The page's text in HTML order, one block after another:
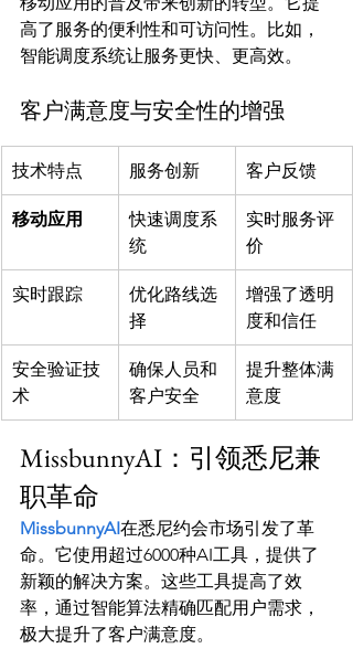
高了服务的便利性和可访问性。比如，
客户满意度与安全性的增强
技术特点 服务创新 客户反馈
移动应用
快速调度系
统
实时服务评
价
实时跟踪
优化路线选
择
增强了透明
度和信任
安全验证技
术
确保人员和
客户安全
提升整体满
意度
MissbunnyAI：引领悉尼兼
职革命
MissbunnyAI在悉尼约会市场引发了革
命。它使用超过6000种AI工具，提供了
新颖的解决方案。这些工具提高了效
率，通过智能算法精确匹配用户需求，
极大提升了客户满意度。